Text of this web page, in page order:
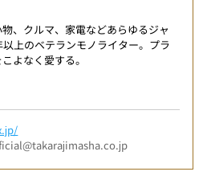
、クルマ、家電などあらゆるジャ
上のベテランモノライター。プラ
よなく愛する。